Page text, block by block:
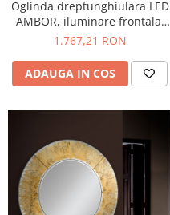
Oglinda dreptunghiulara LED
AMBOR, iluminare frontala,
rama aurie, 2556 lm, IP44,
dezaburire, 70*120 cm -
NOVA LUCE
1.767,21 RON
ADAUGA IN COS